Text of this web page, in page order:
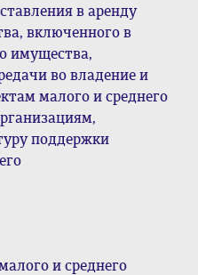
в аренду
включенного в
имущества,
во владение и
малого и среднего
поддержки
и среднего